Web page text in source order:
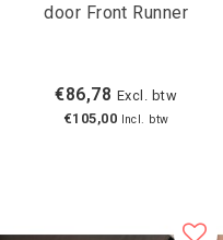
door Front Runner
€86,78 Excl. btw
€105,00 Incl. btw